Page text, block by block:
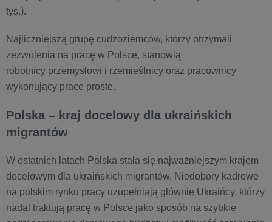
tys.).
Najliczniejszą grupę cudzoziemców, którzy otrzymali
zezwolenia na pracę w Polsce, stanowią
robotnicy przemysłowi i rzemieślnicy oraz pracownicy
wykonujący prace proste.
Polska – kraj docelowy dla ukraińskich
migrantów
W ostatnich latach Polska stała się najważniejszym krajem
docelowym dla ukraińskich migrantów. Niedobory kadrowe
na polskim rynku pracy uzupełniają głównie Ukraińcy, którzy
nadal traktują pracę w Polsce jako sposób na szybkie